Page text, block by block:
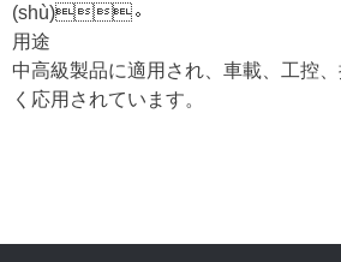
(shù)。
用途
中高級製品に適用され、車載、工控
く応用されています。